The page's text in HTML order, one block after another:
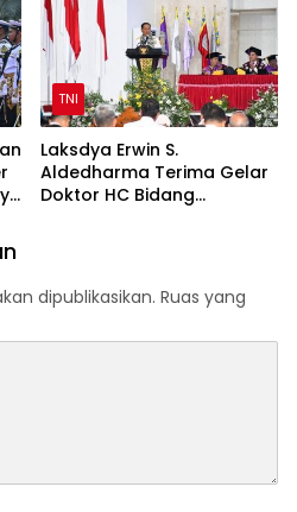
TNI
Laksdya Erwin S.
Aldedharma Terima Gelar
Doktor HC Bidang
dipublikasikan. Ruas yang